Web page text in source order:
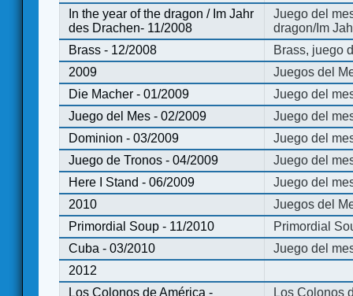
In the year of the dragon / Im Jahr
des Drachen- 11/2008
Juego del
dragon/Im
Brass - 12/2008
Brass, juego
2009
Juegos del
Die Macher - 01/2009
Juego del
Juego del Mes - 02/2009
Juego del
Dominion - 03/2009
Juego del
Juego de Tronos - 04/2009
Juego del
Here I Stand - 06/2009
Juego del
2010
Juegos del
Primordial Soup - 11/2010
Primordial
Cuba - 03/2010
Juego del
2012
Los Colonos de América -
Los Colonos